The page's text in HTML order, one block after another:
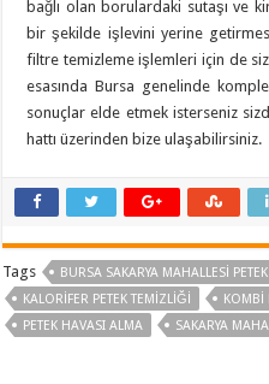
bağlı olan borulardaki sutaşı ve
bir şekilde işlevini yerine
filtre temizleme işlemleri için de
esasında Bursa genelinde
sonuçlar elde etmek isterseniz
hattı üzerinden bize ulaşabilirsiniz.
Tags
BURSA SAKARYA MAHALLESI
KALORIFER PETEK TEMIZLIĞI
KOMBI
PETEK HAVASI ALMA
SAKARYA